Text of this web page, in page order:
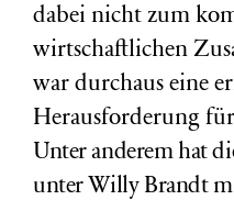
dabei nicht zum
wirtschaftlichen
war durchaus eine
Herausforderung für
Unter anderem hat
unter Willy Brandt